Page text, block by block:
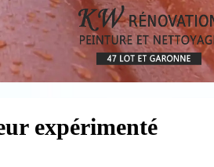
expérimenté